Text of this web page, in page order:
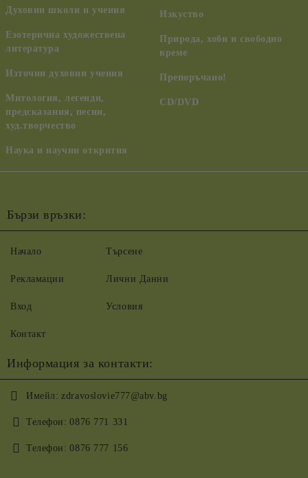
Духовни школи и учения
Езотерична художествена
литература
Източни духовни учения
Митология, легенди,
предсказания, песни,
худ.творчество
Наука и научни открития
Изкуство
Природа, хоби и свободно
време
Препоръчано!
CD/DVD
Бързи връзки:
Начало
Рекламации
Вход
Контакт
Търсене
Лични Данни
Условия
Информация за контакти:
Имейл: zdravoslovie777@abv.bg
Телефон: 0876 771 331
Телефон: 0876 777 156